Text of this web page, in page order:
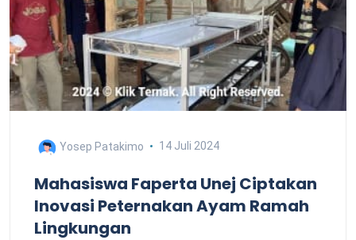
Yosep Patakimo 14 Juli 2024
Mahasiswa Faperta Unej Ciptakan
Inovasi Peternakan Ayam Ramah
Lingkungan